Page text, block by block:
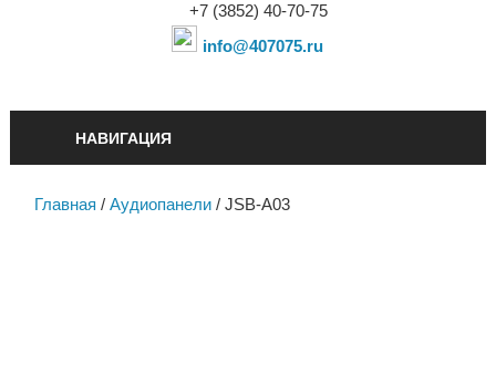
+7 (3852) 40-70-75
info@407075.ru
НАВИГАЦИЯ
Главная /Аудиопанели / JSB-A03